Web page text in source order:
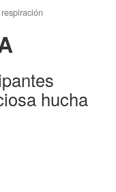
respiración
hucha